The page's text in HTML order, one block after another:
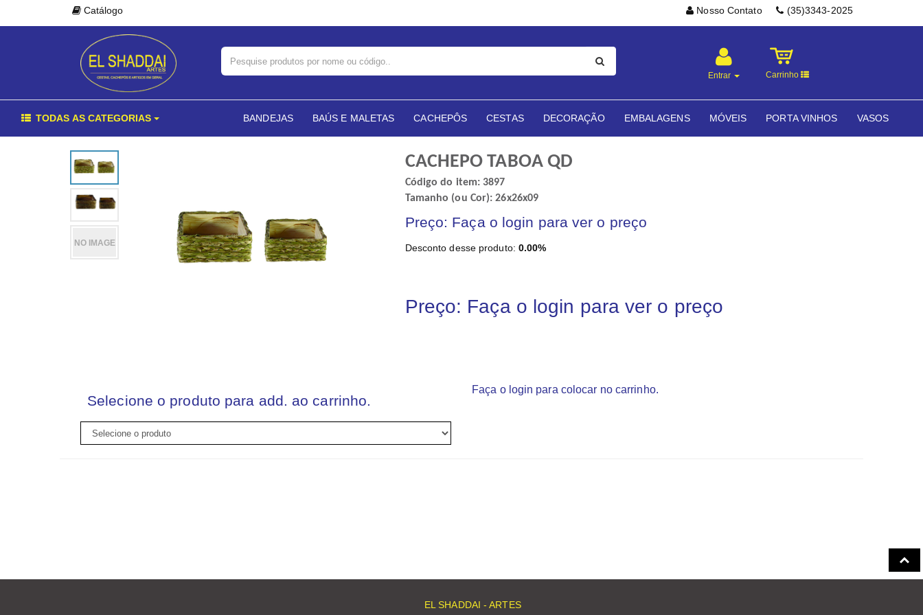
Nosso Contato (35)3343-2025
Catálogo
Entrar Carrinho
TODAS AS CATEGORIAS BANDEJAS BAÚS E MALETAS CACHEPÔS CESTAS DECORAÇÃO EMBALAGENS MÓVEIS PORTA VINHOS VASOS
CACHEPO TABOA QD
Código do item: 3897
Tamanho (ou Cor): 26x26x09
Preço: Faça o login para ver o preço
Desconto desse produto: 0.00%
Preço: Faça o login para ver o preço
Selecione o produto para add. ao carrinho.
Faça o login para colocar no carrinho.
EL SHADDAI - ARTES